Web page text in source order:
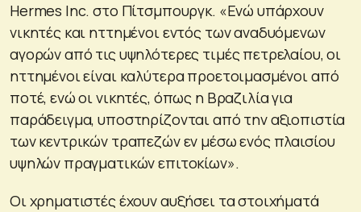
Hermes Inc. στο Πίτσμπουργκ. «Ενώ υπάρχουν
νικητές και ηττημένοι εντός των αναδυόμενων
αγορών από τις υψηλότερες τιμές πετρελαίου, οι
ηττημένοι είναι καλύτερα προετοιμασμένοι από
ποτέ, ενώ οι νικητές, όπως η Βραζιλία για
παράδειγμα, υποστηρίζονται από την αξιοπιστία
των κεντρικών τραπεζών εν μέσω ενός πλαισίου
υψηλών πραγματικών επιτοκίων».
Οι χρηματιστές έχουν αυξήσει τα στοιχήματά